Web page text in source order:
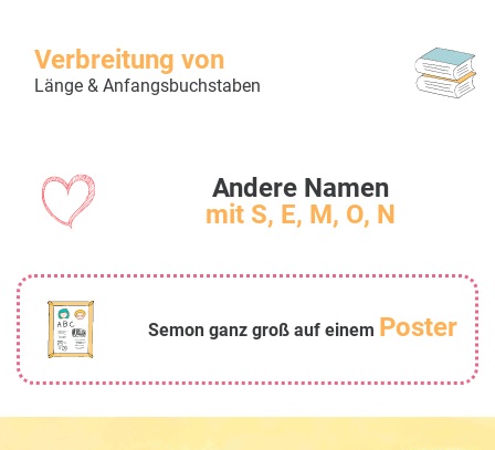
Verbreitung von
Länge & Anfangsbuchstaben
Andere Namen
mit S, E, M, O, N
Semon ganz groß auf einem Poster